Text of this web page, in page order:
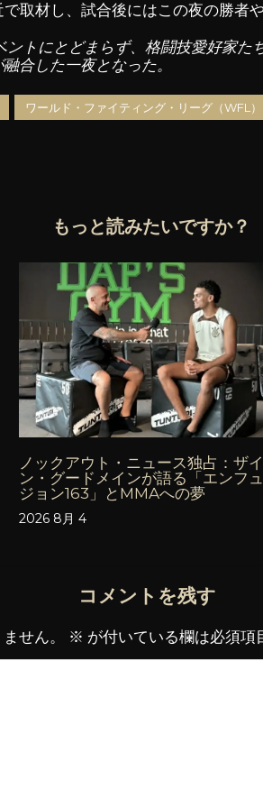
取材し、試合後にはこの夜の勝者
トにとどまらず、格闘技愛好家た
合した一夜となった。
ワールド・ファイティング・リーグ（WFL）
もっと読みたいですか？
ノックアウト・ニュース独占：ザ
ン・グードメインが語る「エンフ
ジョン163」とMMAへの夢
2026 8月 4
コメントを残す
せん。 ※ が付いている欄は必須項